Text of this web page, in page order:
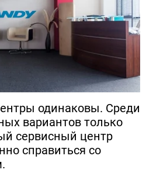
одинаковы. Среди
вариантов только
сервисный центр
справиться со